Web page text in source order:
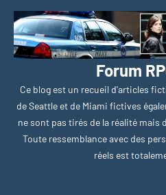
Aller
contenu
Forum
Ce blog est un recueil d'articles
de Seattle et de Miami fictives
ne sont pas tirés de la réalité mais
Toute ressemblance avec des
réels est